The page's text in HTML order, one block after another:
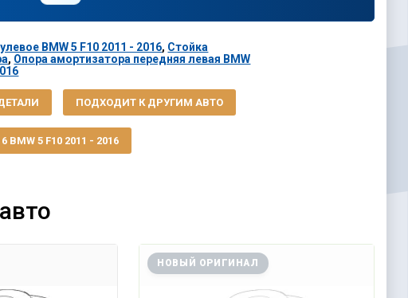
BMW 5 F10 2011 - 2016, Стойка
, Опора амортизатора передняя левая BMW
ПОДХОДИТ К ДРУГИМ АВТО
5 F10 2011 - 2016
НОВЫЙ ОРИГИНАЛ